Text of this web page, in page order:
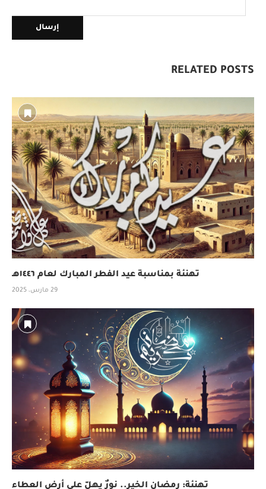
RELATED POSTS
تهنئة بمناسبة عيد الفطر المبارك لعام ١٤٤٦هـ
29 مارس، 2025
تهنئة: رمضان الخير.. نورٌ يهلّ على أرض العطاء